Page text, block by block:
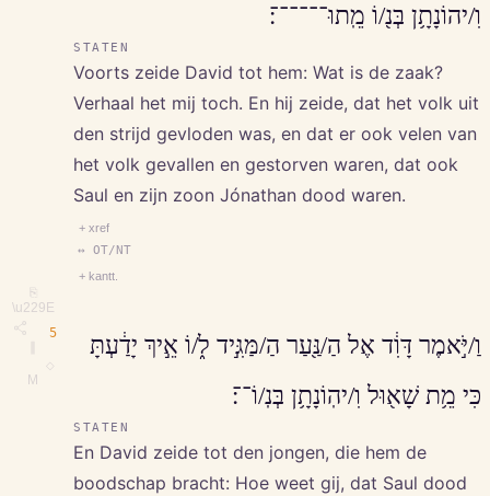
⎘
\u229E
M
וִ/יהוֹנָתָ֥ן בְּנ֖/וֹ מֵֽתוּ־־־־־־׃
STATEN
Voorts zeide David tot hem: Wat is de zaak?
Verhaal het mij toch. En hij zeide, dat het volk uit
den strijd gevloden was, en dat er ook velen van
het volk gevallen en gestorven waren, dat ook
Saul en zijn zoon Jónathan dood waren.
+ xref
↔ OT/NT
+ kantt.
5
וַ/יֹּ֣אמֶר דָּוִ֔ד אֶל הַ/נַּ֖עַר הַ/מַּגִּ֣יד ל֑/וֹ אֵ֣יךְ יָדַ֔עְתָּ
כִּי מֵ֥ת שָׁא֖וּל וִ/יהֽוֹנָתָ֥ן בְּנֽ/וֹ־־׃
STATEN
En David zeide tot den jongen, die hem de
boodschap bracht: Hoe weet gij, dat Saul dood